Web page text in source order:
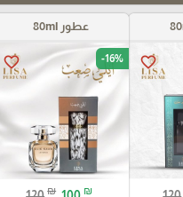
favorite_border
عطور 80ml
favorite_border -16%
₪ ₪